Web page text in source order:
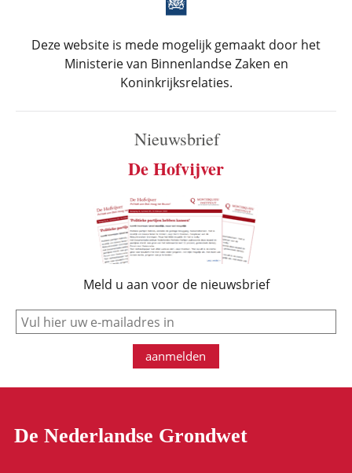
Deze website is mede mogelijk gemaakt door het
Ministerie van Binnenlandse Zaken en
Koninkrijksrelaties.
Nieuwsbrief
De Hofvijver
Meld u aan voor de nieuwsbrief
e-mail
aanmelden
De Nederlandse Grondwet